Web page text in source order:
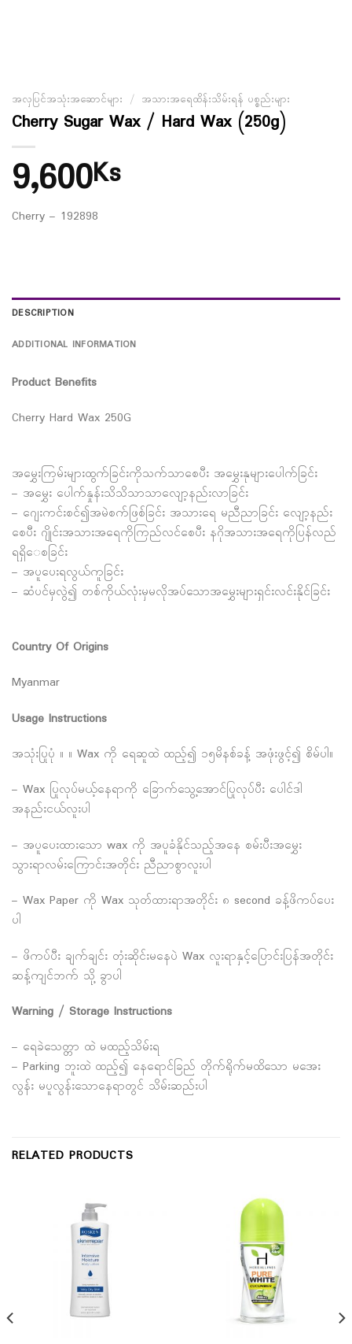
အလှပြင်အသုံးအဆောင်များ / အသားအရေထိန်းသိမ်းရန် ပစ္စည်းများ
Cherry Sugar Wax / Hard Wax (250g)
9,600Ks
Cherry – 192898
DESCRIPTION
ADDITIONAL INFORMATION
Product Benefits
Cherry Hard Wax 250G
အမွှေးကြမ်းများထွက်ခြင်းကိုသက်သာစေပီး အမွှေးနုများပေါက်ခြင်း
– အမွှေး ပေါက်နှုန်းသိသိသာသာလျော့နည်းလာခြင်း
– ဂျေးကင်းစင်၍အမဲစက်ဖြစ်ခြင်း အသားရေ မညီညာခြင်း လျော့နည်း
စေပီး ဂျိုင်းအသားအရေကိုကြည်လင်စေပီး နဂိုအသားအရေကိုပြန်လည်
ရရှိ​ေစခြင်း
– အပူပေးရလွယ်ကူခြင်း
– ဆံပင်မှလွဲ၍ တစ်ကိုယ်လုံးမှမလိုအပ်သောအမွှေးများရှင်းလင်းနိုင်ခြင်း
Country Of Origins
Myanmar
Usage Instructions
အသုံးပြုပုံ ။ ။ Wax ကို ရေဆူထဲ ထည့်၍ ၁၅မိနစ်ခန့် အဖုံးဖွင့်၍ စိမ်ပါ။
– Wax ပြုလုပ်မယ့်နေရာကို ခြောက်သွေ့အောင်ပြုလုပ်ပီး ပေါင်ဒါ
အနည်းငယ်လူးပါ
– အပူပေးထားသော wax ကို အပူခံနိုင်သည့်အ​နေ စမ်းပီးအမွှေး
သွားရာလမ်းကြောင်းအတိုင်း ညီညာစွာလူးပါ
– Wax Paper ကို Wax သုတ်ထားရာအတိုင်း ၈ second ခန့်ဖိကပ်ပေး
ပါ
– ဖိကပ်ပီး ချက်ချင်း တုံးဆိုင်းမနေပဲ Wax လူးရာနှင့်ပြောင်းပြန်အတိုင်း
ဆန့်ကျင်ဘက် သို့ ခွာပါ
Warning / Storage Instructions
– ရေခဲသေတ္တာ ထဲ မထည့်သိမ်းရ
– Parking ဘူးထဲ ထည့်၍ နေရောင်ခြည် တိုက်ရိုက်မထိသော မအေး
လွန်း မပူလွန်းသောနေရာတွင် သိမ်းဆည်းပါ
RELATED PRODUCTS